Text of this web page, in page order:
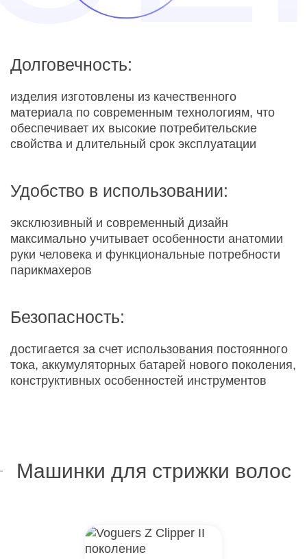
Долговечность:
изделия изготовлены из качественного
материала по современным технологиям, что
обеспечивает их высокие потребительские
свойства и длительный срок эксплуатации
Удобство в использовании:
эксклюзивный и современный дизайн
максимально учитывает особенности анатомии
руки человека и функциональные потребности
парикмахеров
Безопасность:
достигается за счет использования постоянного
тока, аккумуляторных батарей нового поколения,
конструктивных особенностей инструментов
Машинки для стрижки волос